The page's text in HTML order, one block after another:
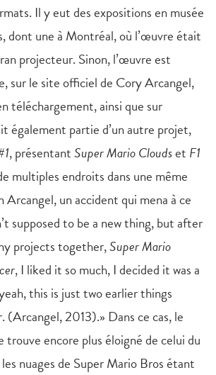
Il y eut des expositions en musée
dont une à Montréal, où l’œuvre était
projecteur. Sinon, l’œuvre est
sur le site officiel de Cory Arcangel,
téléchargement, ainsi que sur
également partie d’un autre projet,
, présentantSuper Mario Cloudset F1
multiples endroits dans une même
Arcangel, un accident qui mena à ce
supposed to be a new thing, but after
projects together,Super Mario
, I liked it so much, I decided it was a
this is just two earlier things
2013).» Dans ce cas, le
trouve encore plus éloigné de celui du
nuages de Super Mario Bros étant